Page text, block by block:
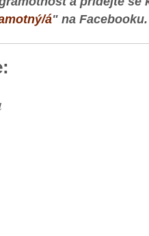
á" na Facebooku.